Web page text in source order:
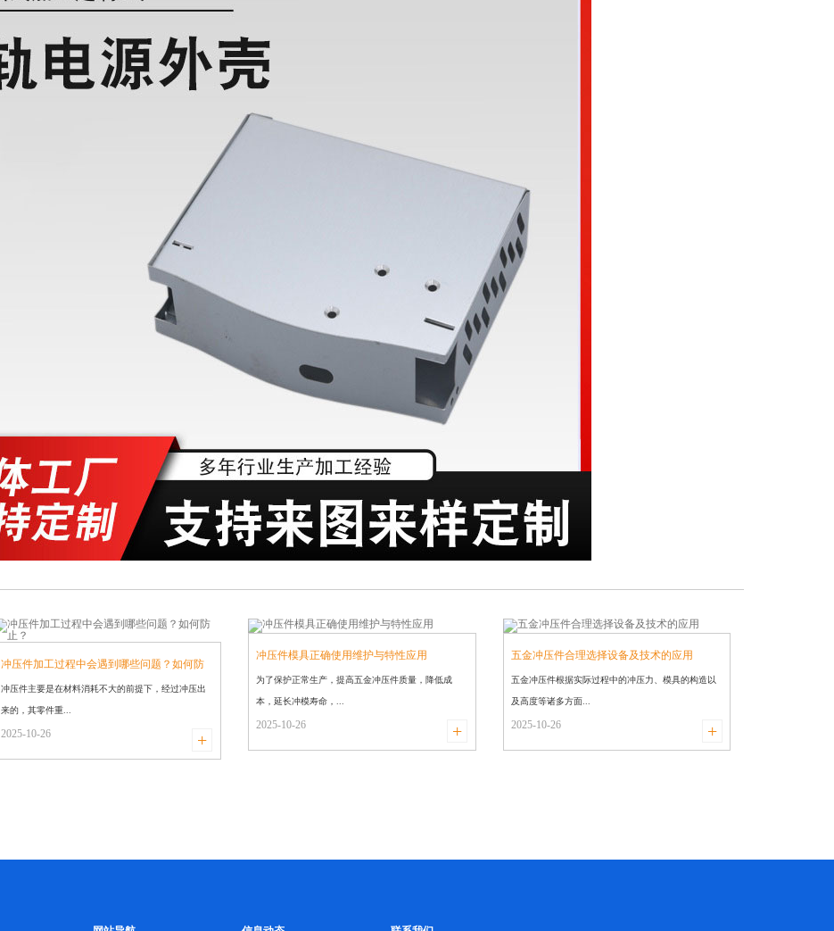
冲压件加工过程中会遇到哪些问题？如何防
止？
​冲压件主要是在材料消耗不大的前提下，经过冲压出
来的，其零件重...
2025-10-26 +
冲压件模具正确使用维护与特性应用
为了保护正常生产，提高五金冲压件质量，降低成
本，延长冲模寿命，...
2025-10-26 +
五金冲压件合理选择设备及技术的应用
五金冲压件根据实际过程中的冲压力、模具的构造以
及高度等诸多方面...
2025-10-26 +